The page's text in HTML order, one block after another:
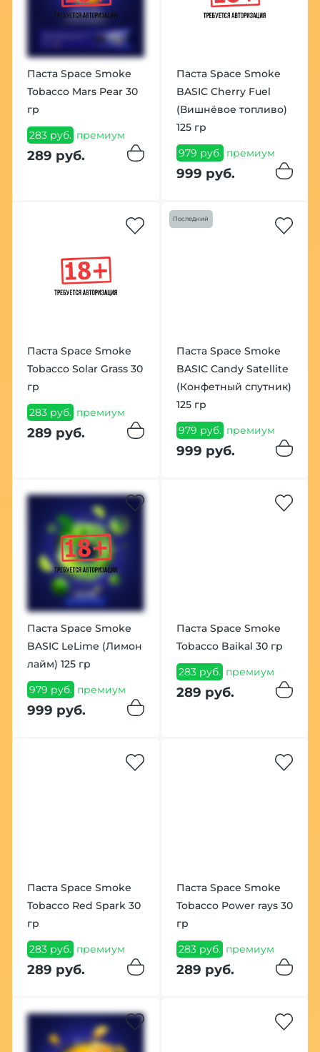
Паста Space Smoke
Tobacco Mars Pear 30
гр
283 руб. премиум
289 руб.
Паста Space Smoke
BASIC Cherry Fuel
(Вишнёвое топливо)
125 гр
979 руб. премиум
999 руб.
Паста Space Smoke
Tobacco Solar Grass 30
гр
283 руб. премиум
289 руб.
Последний
Паста Space Smoke
BASIC Candy Satellite
(Конфетный спутник)
125 гр
979 руб. премиум
999 руб.
Паста Space Smoke
BASIC LeLime (Лимон
лайм) 125 гр
979 руб. премиум
999 руб.
Паста Space Smoke
Tobacco Baikal 30 гр
283 руб. премиум
289 руб.
Паста Space Smoke
Tobacco Red Spark 30
гр
283 руб. премиум
289 руб.
Паста Space Smoke
Tobacco Power rays 30
гр
283 руб. премиум
289 руб.